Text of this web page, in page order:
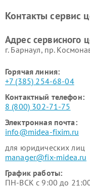
пылесосов Midea
Контакты сервис
Адрес сервисного
г. Барнаул, ​пр.
Горячая линия:
+7 (385) 254-68-04
Контактный телефон:
8 (800) 302-71-75
Электронная почта:
info@midea-fixim.ru
для юридических лиц
manager@fix-midea.ru
График работы:
ПН-ВСК с 9:00 до